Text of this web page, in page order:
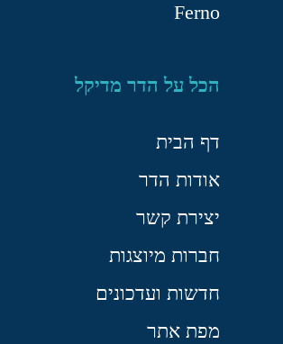
Ferno
הכל על הדר מדיקל
דף הבית
אודות הדר
יצירת קשר
חברות מיוצגות
חדשות ועדכונים
מפת אתר